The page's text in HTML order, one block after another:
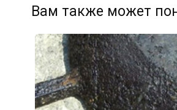
Вам также может